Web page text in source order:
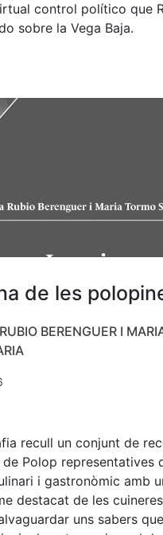
control político que
sobre la Vega Baja.
de les
BERENGUER I
recull un conjunt de
Polop representatives
i gastronòmic amb
destacat de les
uns sabers que